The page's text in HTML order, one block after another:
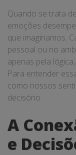
Quando se trata
emoções
que imaginamos.
pessoal ou no
apenas pela
Para entender
como nossos
decisório.
A
e